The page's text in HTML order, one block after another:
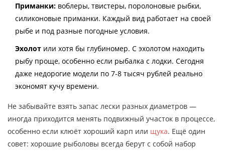
Приманки: воблеры, твистеры, поролоновые рыбки,
силиконовые приманки. Каждый вид работает на своей
рыбе и под разные погодные условия.
Эхолот или хотя бы глубиномер. С эхолотом находить
рыбу проще, особенно если рыбалка с лодки. Сегодня
даже недорогие модели по 7-8 тысяч рублей реально
экономят кучу времени.
Не забывайте взять запас лески разных диаметров —
иногда приходится менять подвижный участок в процессе,
особенно если клюёт хороший карп или щука. Ещё один
совет: хорошие рыболовы всегда берут с собой набор